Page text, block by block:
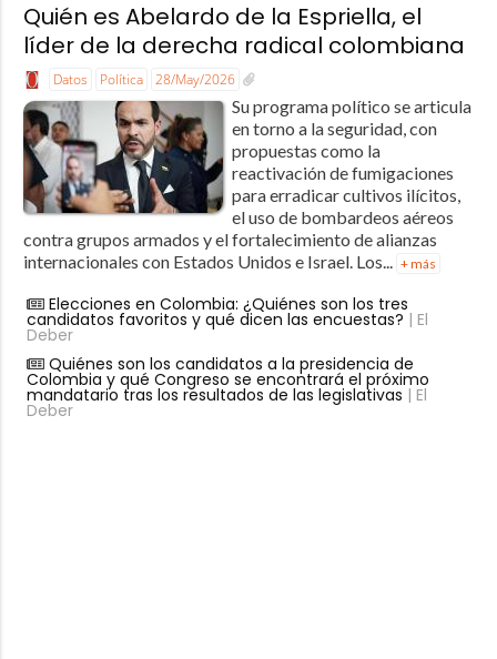
Quién es Abelardo de la Espriella, el
líder de la derecha radical colombiana
Datos Política 28/May/2026
Su programa político se articula
en torno a la seguridad, con
propuestas como la
reactivación de fumigaciones
para erradicar cultivos ilícitos,
el uso de bombardeos aéreos
contra grupos armados y el fortalecimiento de alianzas
internacionales con Estados Unidos e Israel. Los... + más
Elecciones en Colombia: ¿Quiénes son los tres
candidatos favoritos y qué dicen las encuestas? | El
Deber
Quiénes son los candidatos a la presidencia de
Colombia y qué Congreso se encontrará el próximo
mandatario tras los resultados de las legislativas | El
Deber